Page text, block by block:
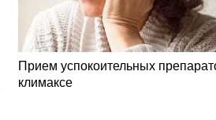
Прием успокоительных
климаксе